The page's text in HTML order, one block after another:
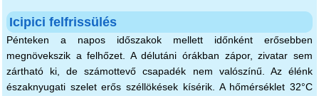
Icipici felfrissülés
Pénteken a napos időszakok mellett időnként erősebben
megnövekszik a felhőzet. A délutáni órákban zápor, zivatar sem
zártható ki, de számottevő csapadék nem valószínű. Az élénk
északnyugati szelet erős széllökések kísérik. A hőmérséklet 32°C